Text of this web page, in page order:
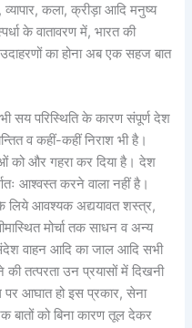
व्यापार, कला, क्रीड़ा आदि मनुष्य
के वातावरण में, भारत की
उदाहरणों का होना अब एक सहज बात
सय परिस्थिति के कारण संपूर्ण देश
व कहीं-कहीं निराश भी है।
को और गहरा कर दिया है। देश
आश्वस्त करने वाला नहीं है।
लिये आवश्यक अद्ययावत शस्त्र,
मोर्चा तक साधन व अन्य
वाहन आदि का जाल आदि सभी
की तत्परता उन प्रयासों में दिखनी
पर आघात हो इस प्रकार, सेना
बातों को बिना कारण तूल देकर